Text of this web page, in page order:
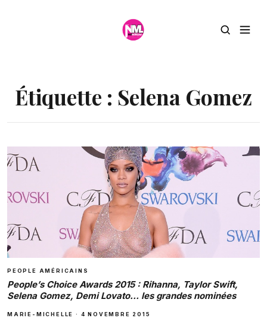
Étiquette : Selena Gomez
PEOPLE AMÉRICAINS
People’s Choice Awards 2015 : Rihanna, Taylor Swift,
Selena Gomez, Demi Lovato… les grandes nominées
MARIE-MICHELLE · 4 NOVEMBRE 2015